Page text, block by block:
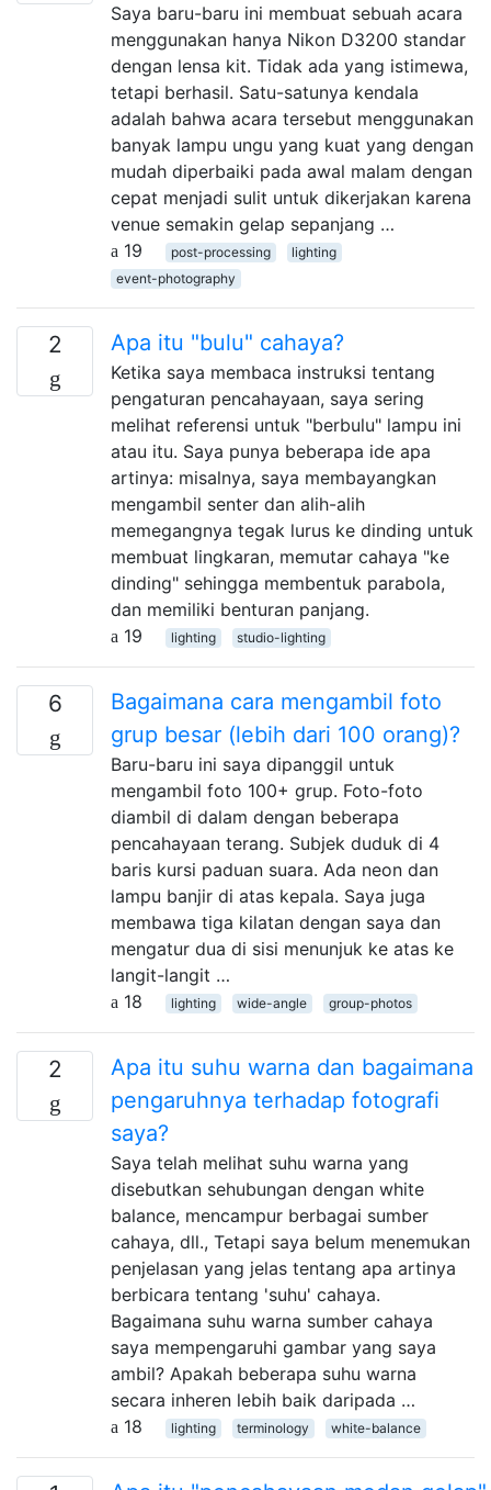
Saya baru-baru ini membuat sebuah acara
menggunakan hanya Nikon D3200 standar
dengan lensa kit. Tidak ada yang istimewa,
tetapi berhasil. Satu-satunya kendala
adalah bahwa acara tersebut menggunakan
banyak lampu ungu yang kuat yang dengan
mudah diperbaiki pada awal malam dengan
cepat menjadi sulit untuk dikerjakan karena
venue semakin gelap sepanjang …
19
post-processing
lighting
event-photography
2 Apa itu "bulu" cahaya?
Ketika saya membaca instruksi tentang
pengaturan pencahayaan, saya sering
melihat referensi untuk "berbulu" lampu ini
atau itu. Saya punya beberapa ide apa
artinya: misalnya, saya membayangkan
mengambil senter dan alih-alih
memegangnya tegak lurus ke dinding untuk
membuat lingkaran, memutar cahaya "ke
dinding" sehingga membentuk parabola,
dan memiliki benturan panjang.
19
lighting studio-lighting
6
Bagaimana cara mengambil foto
grup besar (lebih dari 100 orang)?
Baru-baru ini saya dipanggil untuk
mengambil foto 100+ grup. Foto-foto
diambil di dalam dengan beberapa
pencahayaan terang. Subjek duduk di 4
baris kursi paduan suara. Ada neon dan
lampu banjir di atas kepala. Saya juga
membawa tiga kilatan dengan saya dan
mengatur dua di sisi menunjuk ke atas ke
langit-langit …
18
lighting wide-angle group-photos
2
Apa itu suhu warna dan bagaimana
pengaruhnya terhadap fotografi
saya?
Saya telah melihat suhu warna yang
disebutkan sehubungan dengan white
balance, mencampur berbagai sumber
cahaya, dll., Tetapi saya belum menemukan
penjelasan yang jelas tentang apa artinya
berbicara tentang 'suhu' cahaya.
Bagaimana suhu warna sumber cahaya
saya mempengaruhi gambar yang saya
ambil? Apakah beberapa suhu warna
secara inheren lebih baik daripada …
18
lighting terminology white-balance